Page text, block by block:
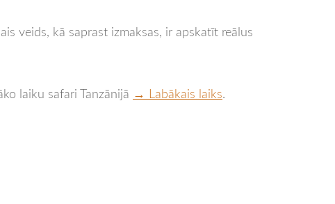
veids, kā saprast izmaksas, ir apskatīt reālus
laiku safari Tanzānijā → Labākais laiks.